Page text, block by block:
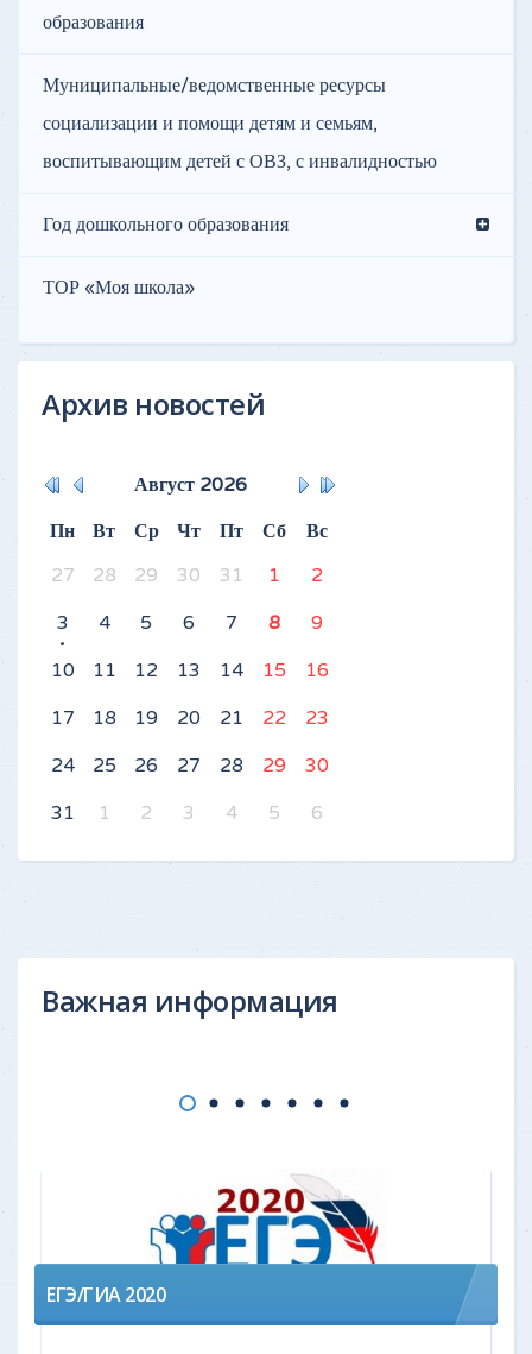
образования
Муниципальные/ведомственные ресурсы
социализации и помощи детям и семьям,
воспитывающим детей с ОВЗ, с инвалидностью
Год дошкольного образования
ТОР «Моя школа»
Архив новостей
Август 2026
Пн
Вт Ср Чт Пт Сб
Вс
27
28 29 30 31 1
2
3
4 5 6 7 8
9
10
11 12 13 14 15
16
17
18 19 20 21 22
23
24
25 26 27 28 29
30
31
1 2 3 4 5 6
Важная информация
ЕГЭ/ГИА 2020